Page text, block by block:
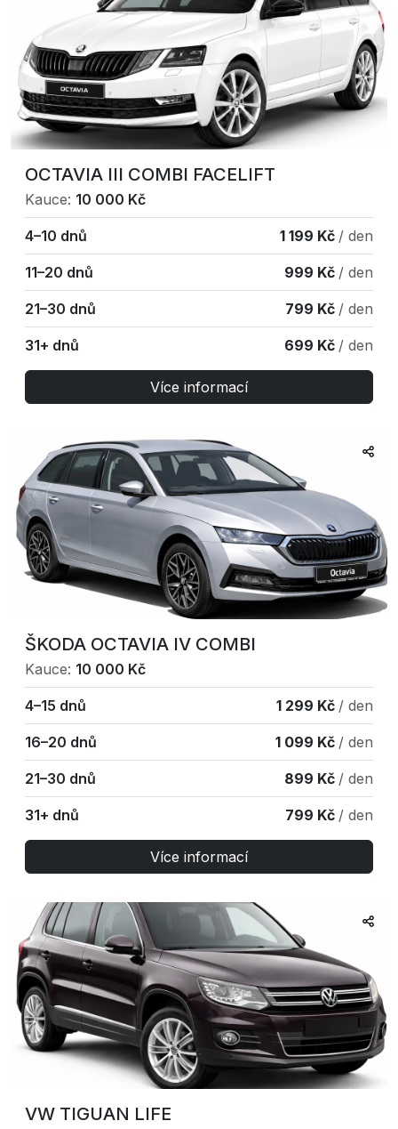
OCTAVIA III COMBI FACELIFT
Kauce: 10 000 Kč
4–10 dnů 1 199 Kč / den
11–20 dnů 999 Kč / den
21–30 dnů 799 Kč / den
31+ dnů 699 Kč / den
Více informací
ŠKODA OCTAVIA IV COMBI
Kauce: 10 000 Kč
4–15 dnů 1 299 Kč / den
16–20 dnů 1 099 Kč / den
21–30 dnů 899 Kč / den
31+ dnů 799 Kč / den
Více informací
VW TIGUAN LIFE